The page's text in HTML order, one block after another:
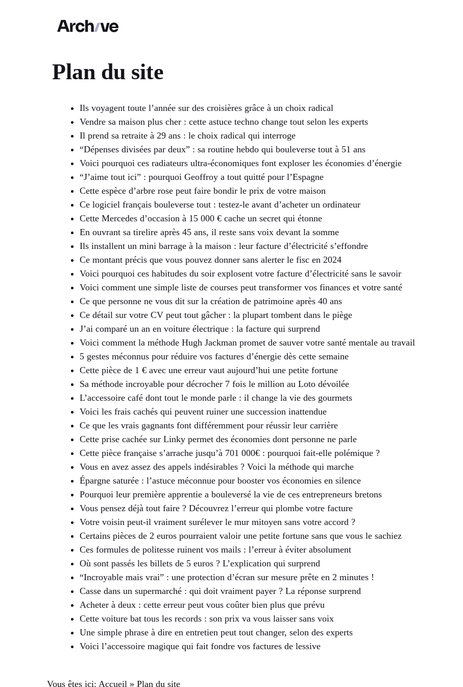
Plan du site
Ils voyagent toute l’année sur des croisières grâce à un choix radical
Vendre sa maison plus cher : cette astuce techno change tout selon les experts
Il prend sa retraite à 29 ans : le choix radical qui interroge
“Dépenses divisées par deux” : sa routine hebdo qui bouleverse tout à 51 ans
Voici pourquoi ces radiateurs ultra-économiques font exploser les économies d’énergie
“J’aime tout ici” : pourquoi Geoffroy a tout quitté pour l’Espagne
Cette espèce d’arbre rose peut faire bondir le prix de votre maison
Ce logiciel français bouleverse tout : testez-le avant d’acheter un ordinateur
Cette Mercedes d’occasion à 15 000 € cache un secret qui étonne
En ouvrant sa tirelire après 45 ans, il reste sans voix devant la somme
Ils installent un mini barrage à la maison : leur facture d’électricité s’effondre
Ce montant précis que vous pouvez donner sans alerter le fisc en 2024
Voici pourquoi ces habitudes du soir explosent votre facture d’électricité sans le savoir
Voici comment une simple liste de courses peut transformer vos finances et votre santé
Ce que personne ne vous dit sur la création de patrimoine après 40 ans
Ce détail sur votre CV peut tout gâcher : la plupart tombent dans le piège
J’ai comparé un an en voiture électrique : la facture qui surprend
Voici comment la méthode Hugh Jackman promet de sauver votre santé mentale au travail
5 gestes méconnus pour réduire vos factures d’énergie dès cette semaine
Cette pièce de 1 € avec une erreur vaut aujourd’hui une petite fortune
Sa méthode incroyable pour décrocher 7 fois le million au Loto dévoilée
L’accessoire café dont tout le monde parle : il change la vie des gourmets
Voici les frais cachés qui peuvent ruiner une succession inattendue
Ce que les vrais gagnants font différemment pour réussir leur carrière
Cette prise cachée sur Linky permet des économies dont personne ne parle
Cette pièce française s’arrache jusqu’à 701 000€ : pourquoi fait-elle polémique ?
Vous en avez assez des appels indésirables ? Voici la méthode qui marche
Épargne saturée : l’astuce méconnue pour booster vos économies en silence
Pourquoi leur première apprentie a bouleversé la vie de ces entrepreneurs bretons
Vous pensez déjà tout faire ? Découvrez l’erreur qui plombe votre facture
Votre voisin peut-il vraiment surélever le mur mitoyen sans votre accord ?
Certains pièces de 2 euros pourraient valoir une petite fortune sans que vous le sachiez
Ces formules de politesse ruinent vos mails : l’erreur à éviter absolument
Où sont passés les billets de 5 euros ? L’explication qui surprend
“Incroyable mais vrai” : une protection d’écran sur mesure prête en 2 minutes !
Casse dans un supermarché : qui doit vraiment payer ? La réponse surprend
Acheter à deux : cette erreur peut vous coûter bien plus que prévu
Cette voiture bat tous les records : son prix va vous laisser sans voix
Une simple phrase à dire en entretien peut tout changer, selon des experts
Voici l’accessoire magique qui fait fondre vos factures de lessive
Vous êtes ici: Accueil » Plan du site